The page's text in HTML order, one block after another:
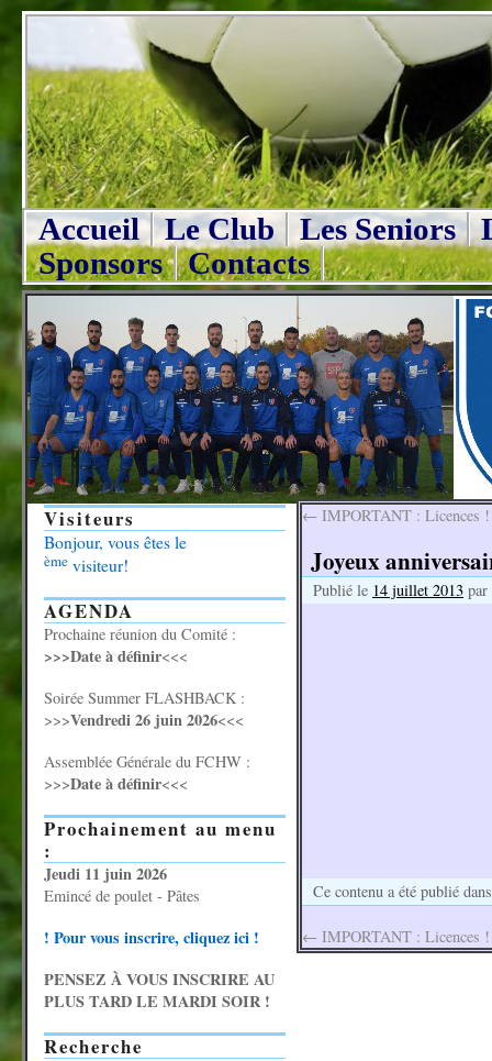
Accueil Le Club Les Seniors
Sponsors
Contacts
← IMPORTANT : Licences
Joyeux
Publié le 14 juillet 2013 par
Ce contenu a été publié
← IMPORTANT : Licences
Visiteurs
Bonjour, vous êtes le
ème visiteur!
AGENDA
Prochaine réunion du Comité :
>>>Date à définir<<<
Soirée Summer FLASHBACK :
>>>Vendredi 26 juin 2026<<<
Assemblée Générale du FCHW :
>>>Date à définir<<<
Prochainement au menu
:
Jeudi 11 juin 2026
Emincé de poulet - Pâtes
! Pour vous inscrire, cliquez ici !
PENSEZ À VOUS INSCRIRE AU
PLUS TARD LE MARDI SOIR !
Recherche